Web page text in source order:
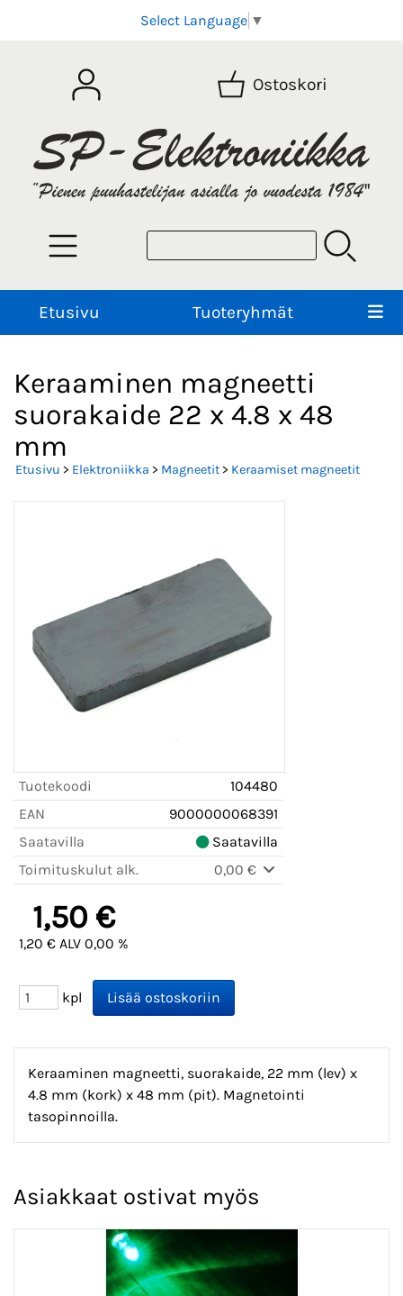
Select Language ▼
Ostoskori
Etusivu Tuoteryhmät
Keraaminen magneetti
suorakaide 22 x 4.8 x 48
mm
Etusivu > Elektroniikka > Magneetit> Keraamiset magneetit
Tuotekoodi
104480
EAN
9000000068391
Saatavilla
Saatavilla
Toimituskulut alk.
0,00 €
1,50 €
1,20 € ALV 0,00 %
kpl
Keraaminen magneetti, suorakaide, 22 mm (lev) x
4.8 mm (kork) x 48 mm (pit). Magnetointi
tasopinnoilla.
Asiakkaat ostivat myös